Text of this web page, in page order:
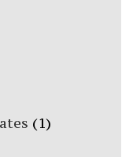
(1)